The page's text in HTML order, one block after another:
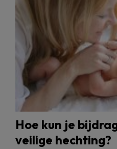
Hoe kun je
veilige hechting?